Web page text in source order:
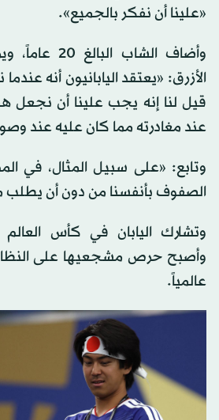
«علينا أن نفكر بالجميع».
وأضاف الشاب
الأزرق: «يعتقد اليابانيون أنه
قيل لنا إنه يجب علينا أن نجعل
عند مغادرته مما كان عليه عند
وتابع: «على سبيل المثال، في
الصفوف بأنفسنا من دون أن يطلب
وتشارك اليابان في كأس العالم
وأصبح حرص مشجعيها على
عالمياً.